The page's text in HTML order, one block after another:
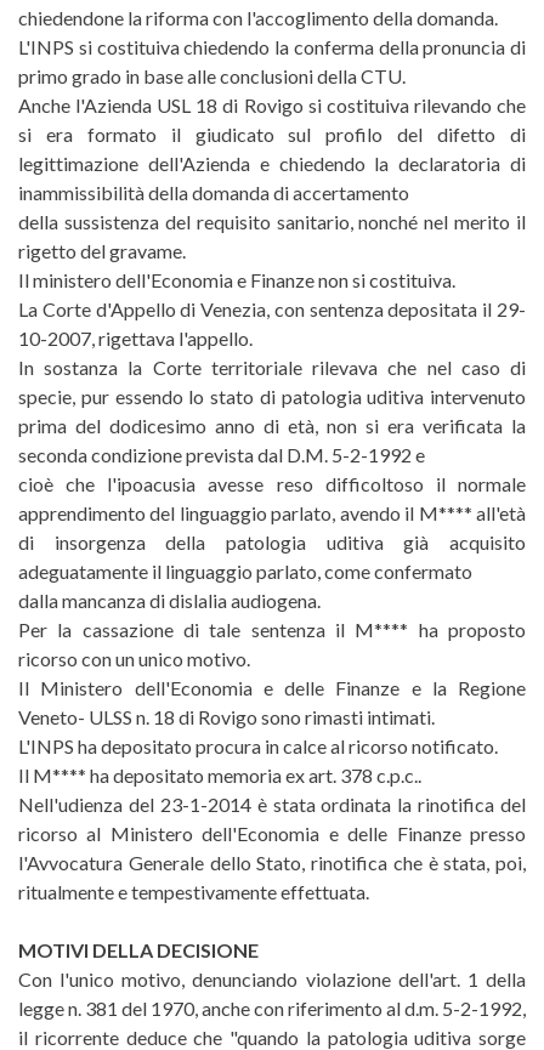
chiedendone la riforma con l'accoglimento della domanda.
L'INPS si costituiva chiedendo la conferma della pronuncia di
primo grado in base alle conclusioni della CTU.
Anche l'Azienda USL 18 di Rovigo si costituiva rilevando che
si era formato il giudicato sul profilo del difetto di
legittimazione dell'Azienda e chiedendo la declaratoria di
inammissibilità della domanda di accertamento
della sussistenza del requisito sanitario, nonché nel merito il
rigetto del gravame.
Il ministero dell'Economia e Finanze non si costituiva.
La Corte d'Appello di Venezia, con sentenza depositata il 29-
10-2007, rigettava l'appello.
In sostanza la Corte territoriale rilevava che nel caso di
specie, pur essendo lo stato di patologia uditiva intervenuto
prima del dodicesimo anno di età, non si era verificata la
seconda condizione prevista dal D.M. 5-2-1992 e
cioè che l'ipoacusia avesse reso difficoltoso il normale
apprendimento del linguaggio parlato, avendo il M**** all'età
di insorgenza della patologia uditiva già acquisito
adeguatamente il linguaggio parlato, come confermato
dalla mancanza di dislalia audiogena.
Per la cassazione di tale sentenza il M**** ha proposto
ricorso con un unico motivo.
Il Ministero dell'Economia e delle Finanze e la Regione
Veneto- ULSS n. 18 di Rovigo sono rimasti intimati.
L'INPS ha depositato procura in calce al ricorso notificato.
Il M**** ha depositato memoria ex art. 378 c.p.c..
Nell'udienza del 23-1-2014 è stata ordinata la rinotifica del
ricorso al Ministero dell'Economia e delle Finanze presso
l'Avvocatura Generale dello Stato, rinotifica che è stata, poi,
ritualmente e tempestivamente effettuata.
MOTIVI DELLA DECISIONE
Con l'unico motivo, denunciando violazione dell'art. 1 della
legge n. 381 del 1970, anche con riferimento al d.m. 5-2-1992,
il ricorrente deduce che "quando la patologia uditiva sorge